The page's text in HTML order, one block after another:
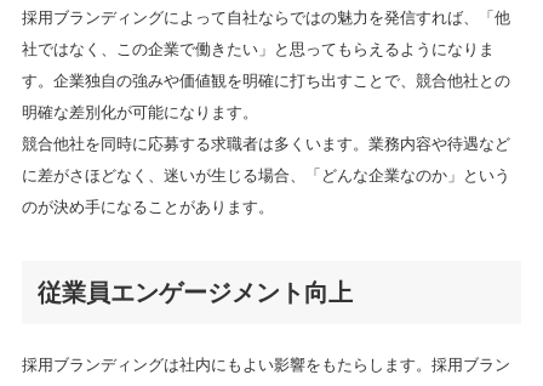
採用ブランディングによって自社ならではの魅力を発信すれば、「他
社ではなく、この企業で働きたい」と思ってもらえるようになりま
す。企業独自の強みや価値観を明確に打ち出すことで、競合他社との
明確な差別化が可能になります。
競合他社を同時に応募する求職者は多くいます。業務内容や待遇など
に差がさほどなく、迷いが生じる場合、「どんな企業なのか」という
のが決め手になることがあります。
従業員エンゲージメント向上
採用ブランディングは社内にもよい影響をもたらします。採用ブラン